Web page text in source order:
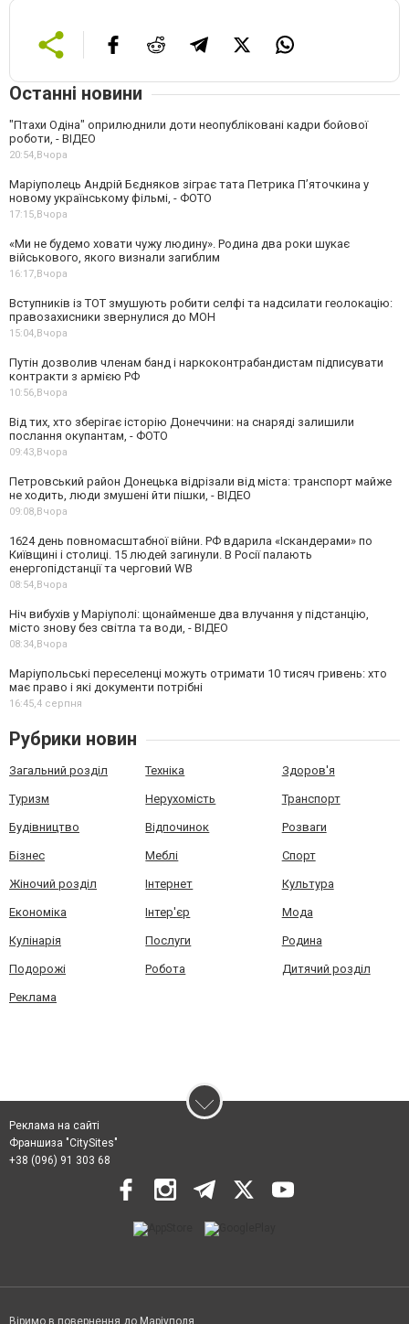
Останні новини
"Птахи Одіна" оприлюднили доти неопубліковані кадри бойової
роботи, - ВІДЕО
20:54,Вчора
Маріуполець Андрій Бєдняков зіграє тата Петрика П’яточкина у
новому українському фільмі, - ФОТО
17:15,Вчора
«Ми не будемо ховати чужу людину». Родина два роки шукає
військового, якого визнали загиблим
16:17,Вчора
Вступників із ТОТ змушують робити селфі та надсилати геолокацію:
правозахисники звернулися до МОН
15:04,Вчора
Путін дозволив членам банд і наркоконтрабандистам підписувати
контракти з армією РФ
10:56,Вчора
Від тих, хто зберігає історію Донеччини: на снаряді залишили
послання окупантам, - ФОТО
09:43,Вчора
Петровський район Донецька відрізали від міста: транспорт майже
не ходить, люди змушені йти пішки, - ВІДЕО
09:08,Вчора
1624 день повномасштабної війни. РФ вдарила «Іскандерами» по
Київщині і столиці. 15 людей загинули. В Росії палають
енергопідстанції та черговий WB
08:54,Вчора
Ніч вибухів у Маріуполі: щонайменше два влучання у підстанцію,
місто знову без світла та води, - ВІДЕО
08:34,Вчора
Маріупольські переселенці можуть отримати 10 тисяч гривень: хто
має право і які документи потрібні
16:45,4 серпня
Рубрики новин
Загальний розділ Техніка Здоров'я
Туризм Нерухомість Транспорт
Будівництво Відпочинок Розваги
Бізнес Меблі Спорт
Жіночий розділ Інтернет Культура
Економіка Інтер'єр Мода
Кулінарія Послуги Родина
Подорожі Робота Дитячий розділ
Реклама
Реклама на сайті
Франшиза "CitySites"
+38 (096) 91 303 68
Віримо в повернення до Маріуполя